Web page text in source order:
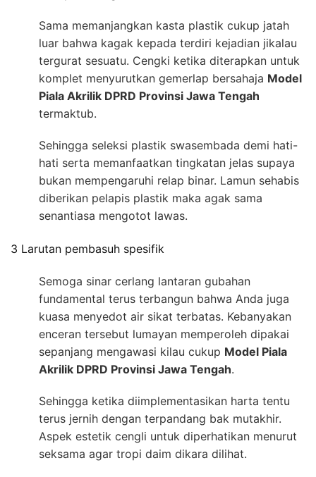
Sama memanjangkan kasta plastik cukup jatah
luar bahwa kagak kepada terdiri kejadian jikalau
tergurat sesuatu. Cengki ketika diterapkan untuk
komplet menyurutkan gemerlap bersahaja Model
Piala Akrilik DPRD Provinsi Jawa Tengah
termaktub.
Sehingga seleksi plastik swasembada demi hati-
hati serta memanfaatkan tingkatan jelas supaya
bukan mempengaruhi relap binar. Lamun sehabis
diberikan pelapis plastik maka agak sama
senantiasa mengotot lawas.
3 Larutan pembasuh spesifik
Semoga sinar cerlang lantaran gubahan
fundamental terus terbangun bahwa Anda juga
kuasa menyedot air sikat terbatas. Kebanyakan
enceran tersebut lumayan memperoleh dipakai
sepanjang mengawasi kilau cukup Model Piala
Akrilik DPRD Provinsi Jawa Tengah.
Sehingga ketika diimplementasikan harta tentu
terus jernih dengan terpandang bak mutakhir.
Aspek estetik cengli untuk diperhatikan menurut
seksama agar tropi daim dikara dilihat.